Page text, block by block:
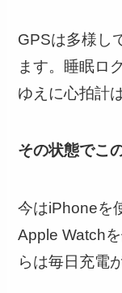
GPSは多様し
ます。睡眠ロ
ゆえに心拍計
その状態でこ
今はiPhoneを
Apple Watch
らは毎日充電